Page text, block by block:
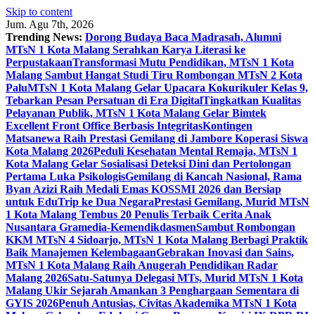
Skip to content
Jum. Agu 7th, 2026
Trending News: Dorong Budaya Baca Madrasah, Alumni
MTsN 1 Kota Malang Serahkan Karya Literasi ke
PerpustakaanTransformasi Mutu Pendidikan, MTsN 1 Kota
Malang Sambut Hangat Studi Tiru Rombongan MTsN 2 Kota
PaluMTsN 1 Kota Malang Gelar Upacara Kokurikuler Kelas 9,
Tebarkan Pesan Persatuan di Era DigitalTingkatkan Kualitas
Pelayanan Publik, MTsN 1 Kota Malang Gelar Bimtek
Excellent Front Office Berbasis IntegritasKontingen
Matsanewa Raih Prestasi Gemilang di Jambore Koperasi Siswa
Kota Malang 2026Peduli Kesehatan Mental Remaja, MTsN 1
Kota Malang Gelar Sosialisasi Deteksi Dini dan Pertolongan
Pertama Luka PsikologisGemilang di Kancah Nasional, Rama
Byan Azizi Raih Medali Emas KOSSMI 2026 dan Bersiap
untuk EduTrip ke Dua NegaraPrestasi Gemilang, Murid MTsN
1 Kota Malang Tembus 20 Penulis Terbaik Cerita Anak
Nusantara Gramedia-KemendikdasmenSambut Rombongan
KKM MTsN 4 Sidoarjo, MTsN 1 Kota Malang Berbagi Praktik
Baik Manajemen KelembagaanGebrakan Inovasi dan Sains,
MTsN 1 Kota Malang Raih Anugerah Pendidikan Radar
Malang 2026Satu-Satunya Delegasi MTs, Murid MTsN 1 Kota
Malang Ukir Sejarah Amankan 3 Penghargaan Sementara di
GYIS 2026Penuh Antusias, Civitas Akademika MTsN 1 Kota